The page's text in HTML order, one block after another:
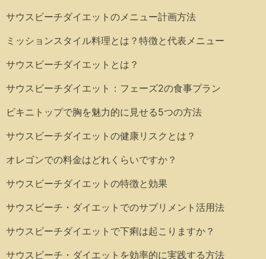
サウスビーチダイエットのメニュー計画方法
ミッションスタイル料理とは？特徴と代表メニュー
サウスビーチダイエットとは？
サウスビーチダイエット：フェーズ2の食事プラン
ビキニトップで胸を魅力的に見せる5つの方法
サウスビーチダイエットの健康リスクとは？
オレゴンでの料金はどれくらいですか？
サウスビーチダイエットの特徴と効果
サウスビーチ・ダイエットでのサプリメント活用法
サウスビーチダイエットで下痢は起こりますか？
サウスビーチ・ダイエットを効率的に実践する方法